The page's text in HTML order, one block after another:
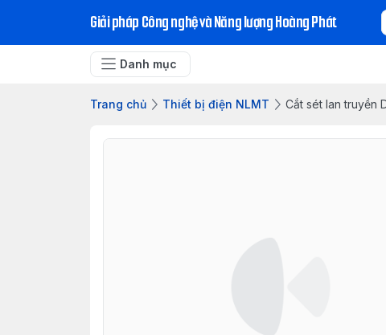
Giải pháp Công nghệ và Năng lượng Hoàng Phát
Danh mục
Trang chủ Thiết bị điện NLMT Cắt sét lan truyền